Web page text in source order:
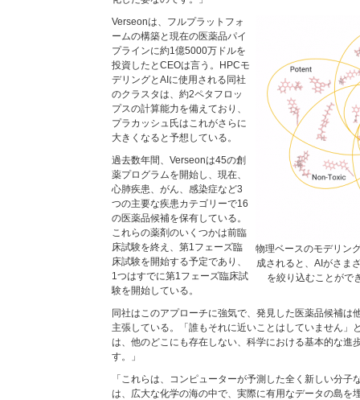
物理ベースのモデリン
成されると、AIがさま
を絞り込むことがで
Verseonは、フルプラットフォ
ームの構築と現在の医薬品パイ
プラインに約1億5000万ドルを
投資したとCEOは言う。HPCモ
デリングとAIに使用される同社
のクラスタは、約2ペタフロッ
プスの計算能力を備えており、
プラカッシュ氏はこれがさらに
大きくなると予想している。
過去数年間、Verseonは45の創
薬プログラムを開始し、現在、
心肺疾患、がん、感染症など3
つの主要な疾患カテゴリーで16
の医薬品候補を保有している。
これらの薬剤のいくつかは前臨
床試験を終え、第1フェーズ臨
床試験を開始する予定であり、
1つはすでに第1フェーズ臨床試
験を開始している。
同社はこのアプローチに強気で、発見した医薬品候補は
主張している。「誰もそれに近いことはしていません」
は、他のどこにも存在しない、科学における基本的な進
す。」
「これらは、コンピューターが予測した全く新しい分子
は、広大な化学の海の中で、実際に有用なデータの島を